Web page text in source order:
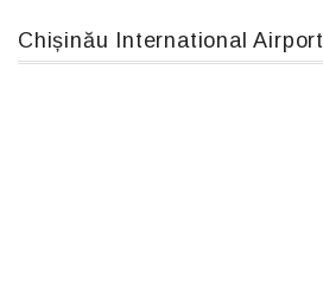
Chișinău International Airport